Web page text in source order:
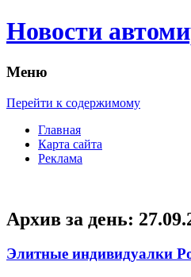
Новости
Меню
Перейти к содержимому
Главная
Карта сайта
Реклама
Архив за день:
Элитные индивидуалки